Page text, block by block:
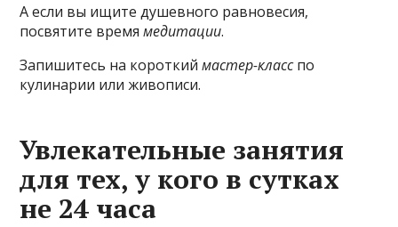
А если вы ищите душевного равновесия,
посвятите времямедитации.
Запишитесь на короткиймастер-класспо
кулинарии или живописи.
Увлекательные занятия
для тех, у кого в сутках
не 24 часа